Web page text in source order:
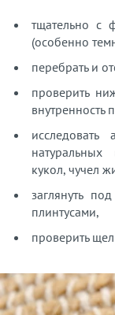
тщательно с
(особенно
перебрать и
проверить
внутренность
кукол, чучел
заглянуть
плинтусами,
проверить